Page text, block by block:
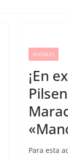
SOCIALES
¡En
Para esta